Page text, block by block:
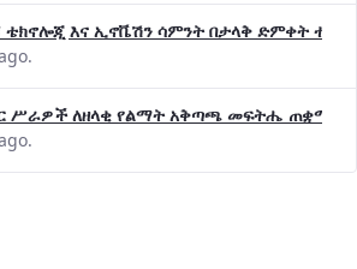
ሥራዎች ለዘላቂ የልማት አቅጣጫ መፍትሔ ጠቋሚ